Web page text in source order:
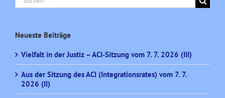
nach:
Neueste Beiträge
Vielfalt in der Justiz – ACI-Sitzung vom 7. 7. 2026 (III)
Aus der Sitzung des ACI (Integrationsrates) vom 7. 7.
2026 (II)